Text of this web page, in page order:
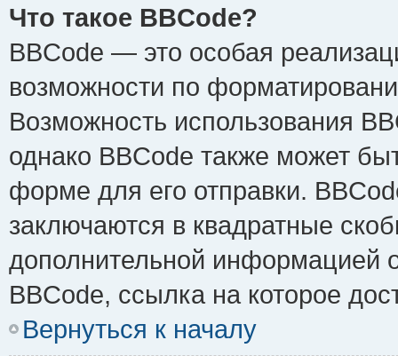
Что такое BBCode?
BBCode — это особая
возможности по
Возможность использования
однако BBCode также может
форме для его отправки.
заключаются в квадратные
дополнительной информацией
BBCode, ссылка на которое
Вернуться к началу